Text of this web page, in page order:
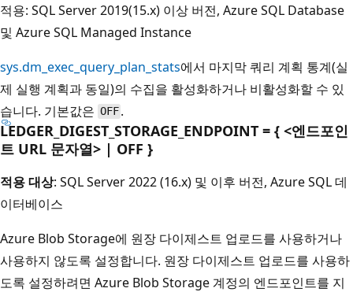
적용: SQL Server 2019(15.x) 이상 버전, Azure SQL Database
및 Azure SQL Managed Instance
sys.dm_exec_query_plan_stats에서 마지막 쿼리 계획 통계(실
제 실행 계획과 동일)의 수집을 활성화하거나 비활성화할 수 있
습니다. 기본값은 OFF .
LEDGER_DIGEST_STORAGE_ENDPOINT = { <엔드포인
트 URL 문자열> | OFF }
적용 대상: SQL Server 2022 (16.x) 및 이후 버전, Azure SQL 데
이터베이스
Azure Blob Storage에 원장 다이제스트 업로드를 사용하거나
사용하지 않도록 설정합니다. 원장 다이제스트 업로드를 사용하
도록 설정하려면 Azure Blob Storage 계정의 엔드포인트를 지